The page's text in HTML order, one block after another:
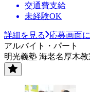
交通費支給
未経験OK
詳細を見る
応募画面
アルバイト・パート
明光義塾 海老名厚木教